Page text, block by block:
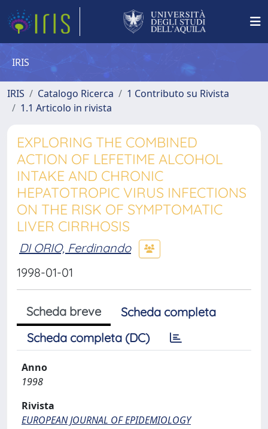
IRIS
IRIS Catalogo Ricerca
1 Contributo su Rivista
1.1 Articolo in rivista
EXPLORING THE COMBINED
ACTION OF LEFETIME ALCOHOL
INTAKE AND CHRONIC
HEPATOTROPIC VIRUS INFECTIONS
ON THE RISK OF SYMPTOMATIC
LIVER CIRRHOSIS
DI ORIO, Ferdinando
1998-01-01
Scheda breve
Scheda completa
Scheda completa (DC)
Anno
1998
Rivista
EUROPEAN JOURNAL OF EPIDEMIOLOGY